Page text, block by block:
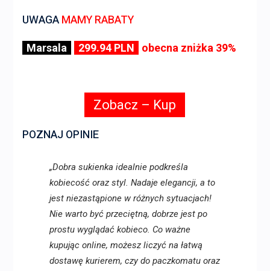
UWAGAMAMY RABATY
Marsala 299.94 PLN obecna zniżka 39%
Zobacz – Kup
POZNAJ OPINIE
„Dobra sukienka idealnie podkreśla
kobiecość oraz styl. Nadaje elegancji, a to
jest niezastąpione w różnych sytuacjach!
Nie warto być przeciętną, dobrze jest po
prostu wyglądać kobieco. Co ważne
kupując online, możesz liczyć na łatwą
dostawę kurierem, czy do paczkomatu oraz